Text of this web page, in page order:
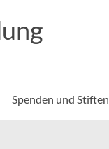
Spenden und Stiften